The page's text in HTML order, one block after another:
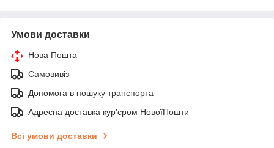
Умови доставки
Нова Пошта
Самовивіз
Допомога в пошуку транспорта
Адресна доставка кур'єром НовоїПошти
Всі умови доставки